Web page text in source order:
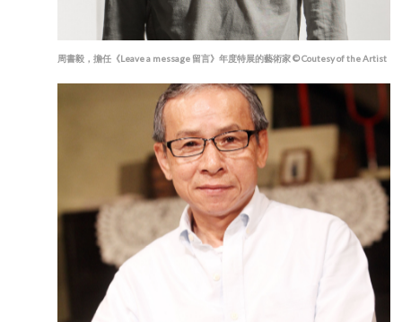
周書毅，擔任《Leave a message 留言》年度特展的藝術家 © Coutesy of the Artist